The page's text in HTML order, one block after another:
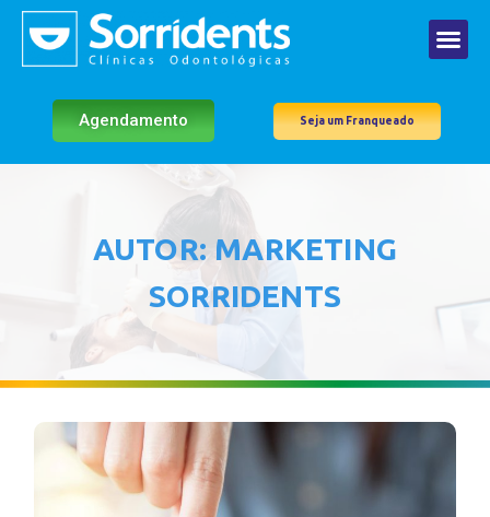
Agendamento Seja um Franqueado
AUTOR: MARKETING
SORRIDENTS